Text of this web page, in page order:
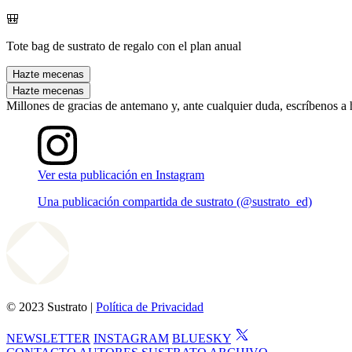
🎒
Tote bag de sustrato de regalo con el plan anual
Hazte mecenas
Hazte mecenas
Millones de gracias de antemano y, ante cualquier duda, escríbenos a
Ver esta publicación en Instagram
Una publicación compartida de sustrato (@sustrato_ed)
© 2023 Sustrato | Política de Privacidad
NEWSLETTER INSTAGRAM BLUESKY